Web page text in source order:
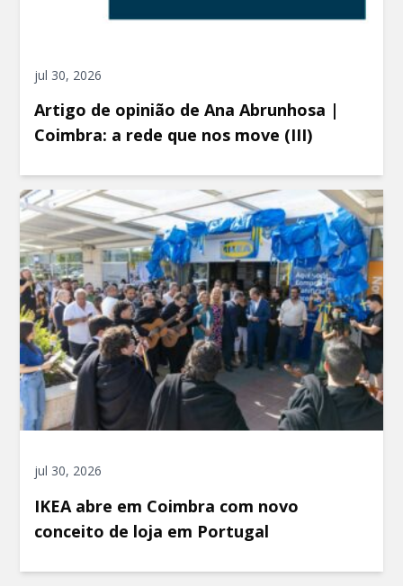
jul 30, 2026
Artigo de opinião de Ana Abrunhosa |
Coimbra: a rede que nos move (III)
jul 30, 2026
IKEA abre em Coimbra com novo
conceito de loja em Portugal